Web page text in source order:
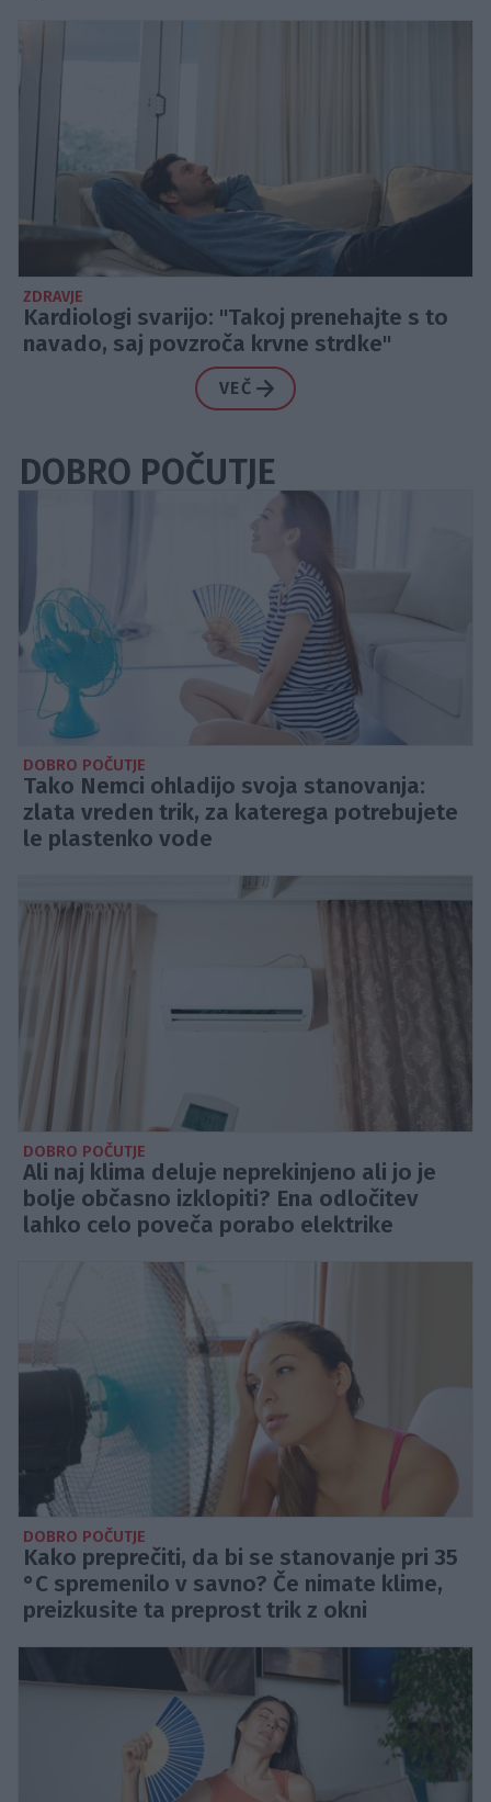
ZDRAVJE
Kardiologi svarijo: "Takoj prenehajte s to
navado, saj povzroča krvne strdke"
VEČ
DOBRO POČUTJE
DOBRO POČUTJE
Tako Nemci ohladijo svoja stanovanja:
zlata vreden trik, za katerega potrebujete
le plastenko vode
DOBRO POČUTJE
Ali naj klima deluje neprekinjeno ali jo je
bolje občasno izklopiti? Ena odločitev
lahko celo poveča porabo elektrike
DOBRO POČUTJE
Kako preprečiti, da bi se stanovanje pri 35
°C spremenilo v savno? Če nimate klime,
preizkusite ta preprost trik z okni